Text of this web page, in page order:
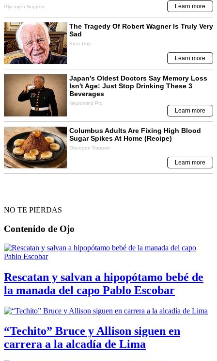
NO TE PIERDAS
Contenido de Ojo
Rescatan y salvan a hipopótamo bebé de
la manada del capo Pablo Escobar
“Techito” Bruce y Allison siguen en
carrera a la alcadía de Lima